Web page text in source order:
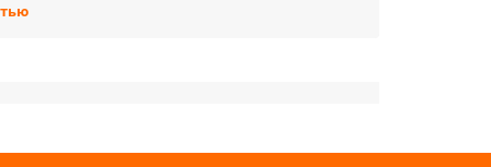
воздуха. В том случае, если
пользоваться автоматической